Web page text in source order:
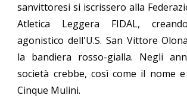
sanvittoresi si iscrissero alla
Atletica Leggera FIDAL,
agonistico dell'U.S. San Vittore
la bandiera rosso-gialla. Negli
società crebbe, così come il nome
Cinque Mulini.